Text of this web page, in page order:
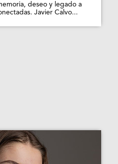
deseo y legado a
Javier Calvo...